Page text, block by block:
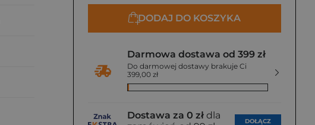
DODAJ DO KOSZYKA
Darmowa dostawa od 399 zł
Do darmowej dostawy brakuje Ci
399,00 zł
Dostawa za 0 zł dla
DOŁĄCZ